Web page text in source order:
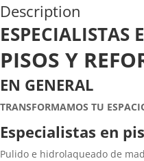
Description
ESPECIALISTAS
PISOS Y
EN GENERAL
TRANSFORMAMOS TU
Especialistas en
Pulido e hidrolaqueado de